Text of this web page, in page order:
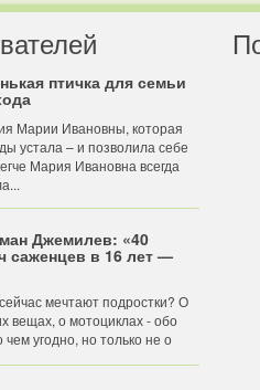
птичка для семьи
Марии Ивановны, которая
устала – и позволила себе
Мария Ивановна всегда
Джемилев: «40
саженцев в 16 лет —
мечтают подростки? О
вещах, о мотоциклах - обо
чем угодно, но только не о